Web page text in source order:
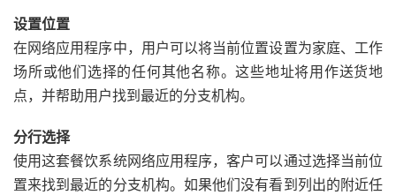
设置位置
在网络应用程序中，用户可以将当前位置设置为家庭、工作
场所或他们选择的任何其他名称。这些地址将用作送货地
点，并帮助用户找到最近的分支机构。
分行选择
使用这套餐饮系统网络应用程序，客户可以通过选择当前位
置来找到最近的分支机构。如果他们没有看到列出的附近任